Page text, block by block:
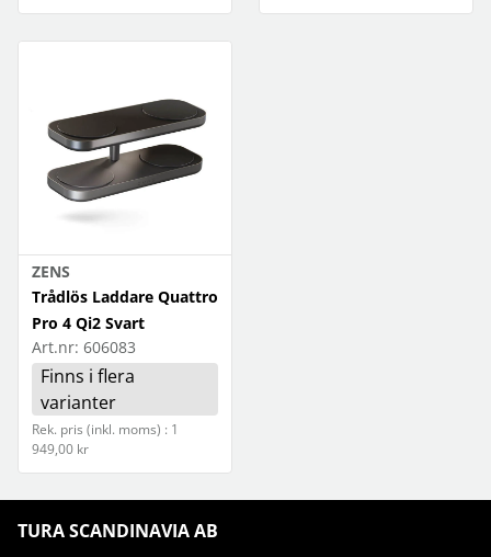
ZENS
Trådlös Laddare Quattro
Pro 4 Qi2 Svart
Art.nr: 606083
Finns i flera
varianter
Rek. pris (inkl. moms) : 1
949,00 kr
TURA SCANDINAVIA AB